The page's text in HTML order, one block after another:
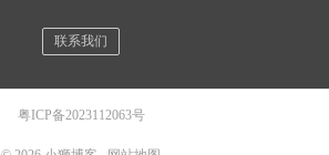
联系我们
粤ICP备2023112063号